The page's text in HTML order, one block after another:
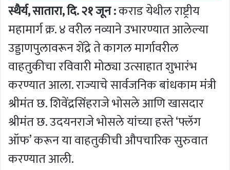
स्थैर्य, सातारा, दि. २१ जून :कराड येथील राष्ट्रीय
महामार्ग क्र. ४ वरील नव्याने उभारण्यात आलेल्या
उड्डाणपुलावरून शेंद्रे ते कागल मार्गावरील
वाहतुकीचा रविवारी मोठ्या उत्साहात शुभारंभ
करण्यात आला. राज्याचे सार्वजनिक बांधकाम मंत्री
श्रीमंत छ. शिवेंद्रसिंहराजे भोसले आणि खासदार
श्रीमंत छ. उदयनराजे भोसले यांच्या हस्ते ‘फ्लॅग
ऑफ’ करून या वाहतुकीची औपचारिक सुरुवात
करण्यात आली.